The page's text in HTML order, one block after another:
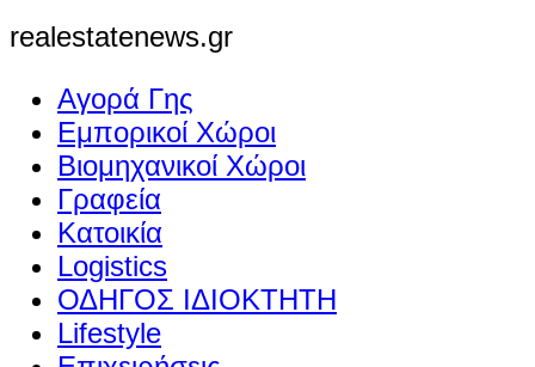
realestatenews.gr
Αγορά Γης
Εμπορικοί Χώροι
Βιομηχανικοί Χώροι
Γραφεία
Κατοικία
Logistics
ΟΔΗΓΟΣ ΙΔΙΟΚΤΗΤΗ
Lifestyle